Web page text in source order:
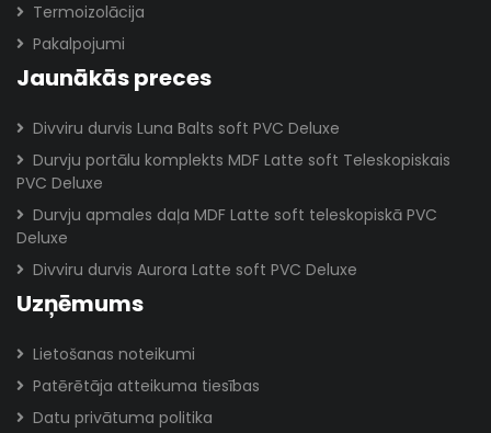
Termoizolācija
Pakalpojumi
Jaunākās preces
Divviru durvis Luna Balts soft PVC Deluxe
Durvju portālu komplekts MDF Latte soft Teleskopiskais
PVC Deluxe
Durvju apmales daļa MDF Latte soft teleskopiskā PVC
Deluxe
Divviru durvis Aurora Latte soft PVC Deluxe
Uzņēmums
Lietošanas noteikumi
Patērētāja atteikuma tiesības
Datu privātuma politika